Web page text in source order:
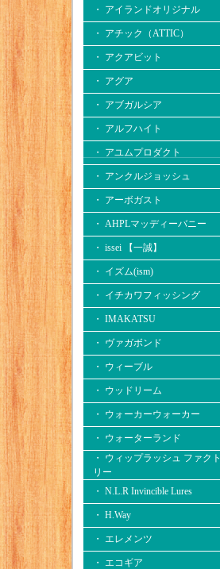
・ アイランドオリジナル
・ アチック（ATTIC）
・ アクアビット
・ アグア
・ アブガルシア
・ アルフハイト
・ アユムプロダクト
・ アンクルジョッシュ
・ アーボガスト
・ AHPLマッディーバニー
・ issei 【一誠】
・ イズム(ism)
・ イチカワフィッシング
・ IMAKATSU
・ ヴァガボンド
・ ウィーブル
・ ウッドリーム
・ ウォーカーウォーカー
・ ウォーターランド
・ ウィップラッシュ ファクト
リー
・ N.L.R Invincible Lures
・ H.Way
・ エレメンツ
・ エコギア